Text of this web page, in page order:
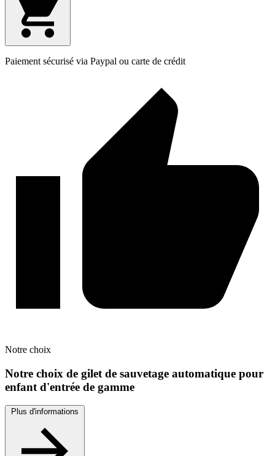
Paiement sécurisé via Paypal ou carte de crédit
Notre choix
Notre choix de gilet de sauvetage automatique pour
enfant d'entrée de gamme
Plus d'informations